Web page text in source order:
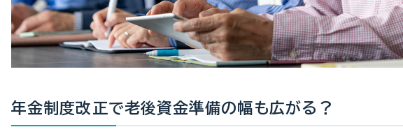
年金制度改正で老後資金準備の幅も広がる？